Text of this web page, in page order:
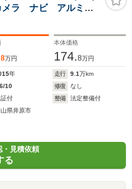
メラ ナビ アルミホ
シートヒーター ス
プ 電動格納ミラー
8万円
本体価格
174.8万円
年 走行 9.1万km
10 修復
なし
付 整備
法定整備付
山県井原市
・見積依頼
る